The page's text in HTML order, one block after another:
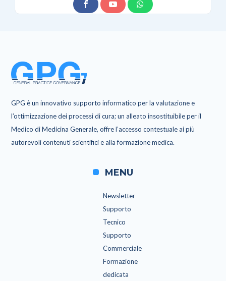
GPG è un innovativo supporto informatico per la valutazione e
l’ottimizzazione dei processi di cura; un alleato insostituibile per il
Medico di Medicina Generale, offre l’accesso contestuale ai più
autorevoli contenuti scientifici e alla formazione medica.
MENU
Newsletter
Supporto
Tecnico
Supporto
Commerciale
Formazione
dedicata